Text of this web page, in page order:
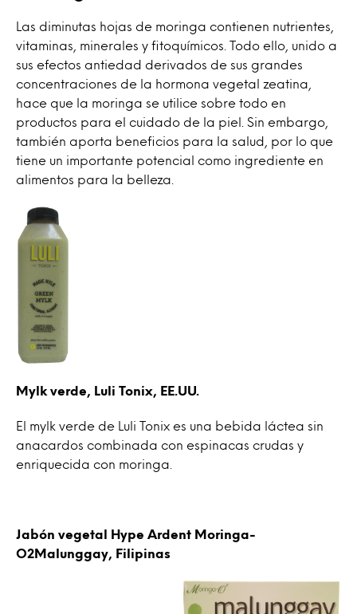
Las diminutas hojas de moringa contienen nutrientes,
vitaminas, minerales y fitoquímicos. Todo ello, unido a
sus efectos antiedad derivados de sus grandes
concentraciones de la hormona vegetal zeatina,
hace que la moringa se utilice sobre todo en
productos para el cuidado de la piel. Sin embargo,
también aporta beneficios para la salud, por lo que
tiene un importante potencial como ingrediente en
alimentos para la belleza.
Mylk verde, Luli Tonix, EE.UU.
El mylk verde de Luli Tonix es una bebida láctea sin
anacardos combinada con espinacas crudas y
enriquecida con moringa.
Jabón vegetal Hype Ardent Moringa-
O2Malunggay, Filipinas